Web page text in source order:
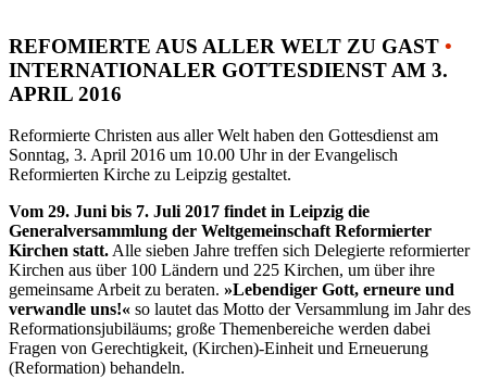
REFOMIERTE AUS ALLER WELT ZU GAST •
INTERNATIONALER GOTTESDIENST AM 3.
APRIL 2016
Reformierte Christen aus aller Welt haben den Gottesdienst am
Sonntag, 3. April 2016 um 10.00 Uhr in der Evangelisch
Reformierten Kirche zu Leipzig gestaltet.
Vom 29. Juni bis 7. Juli 2017 findet in Leipzig die
Generalversammlung der Weltgemeinschaft Reformierter
Kirchen statt.Alle sieben Jahre treffen sich Delegierte reformierter
Kirchen aus über 100 Ländern und 225 Kirchen, um über ihre
gemeinsame Arbeit zu beraten. »Lebendiger Gott, erneure und
verwandle uns!« so lautet das Motto der Versammlung im Jahr des
Reformationsjubiläums; große Themenbereiche werden dabei
Fragen von Gerechtigkeit, (Kirchen)-Einheit und Erneuerung
(Reformation) behandeln.